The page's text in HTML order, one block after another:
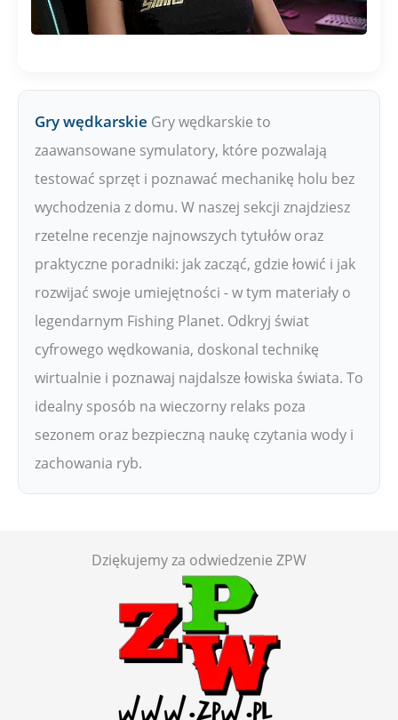
Gry wędkarskie Gry wędkarskie to
zaawansowane symulatory, które pozwalają
testować sprzęt i poznawać mechanikę holu bez
wychodzenia z domu. W naszej sekcji znajdziesz
rzetelne recenzje najnowszych tytułów oraz
praktyczne poradniki: jak zacząć, gdzie łowić i jak
rozwijać swoje umiejętności - w tym materiały o
legendarnym Fishing Planet. Odkryj świat
cyfrowego wędkowania, doskonal technikę
wirtualnie i poznawaj najdalsze łowiska świata. To
idealny sposób na wieczorny relaks poza
sezonem oraz bezpieczną naukę czytania wody i
zachowania ryb.
Dziękujemy za odwiedzenie ZPW